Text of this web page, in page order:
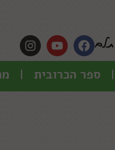
ספר הכרובית